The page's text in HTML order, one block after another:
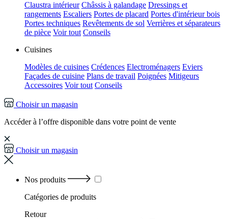
Claustra intérieur Châssis à galandage Dressings et
rangements Escaliers Portes de placard Portes d'intérieur bois
Portes techniques Revêtements de sol Verrières et séparateurs
de pièce Voir tout Conseils
Cuisines
Modèles de cuisines Crédences Electroménagers Eviers
Façades de cuisine Plans de travail Poignées Mitigeurs
Accessoires Voir tout Conseils
Choisir un magasin
Accéder à l’offre disponible dans votre point de vente
Choisir un magasin
Nos produits
Catégories de produits
Retour